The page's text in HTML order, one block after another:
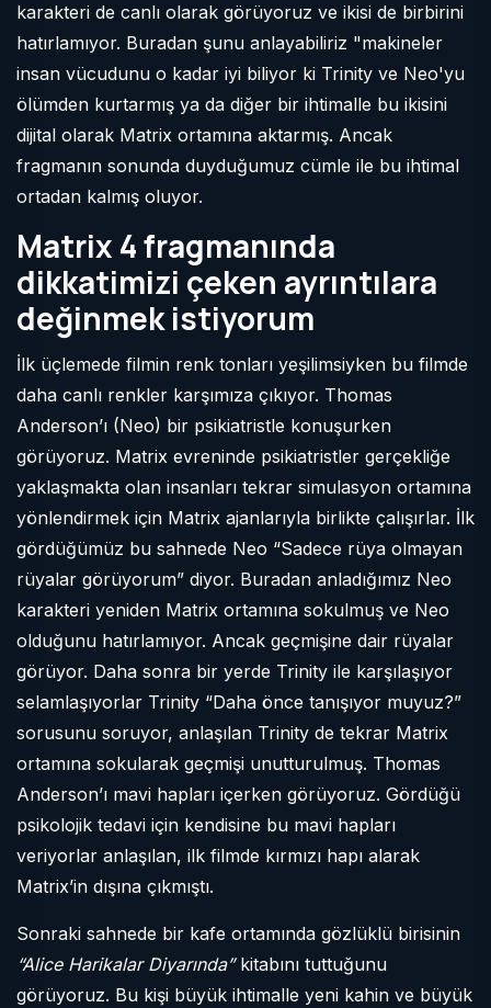
karakteri de canlı olarak görüyoruz ve ikisi de birbirini
hatırlamıyor. Buradan şunu anlayabiliriz "makineler
insan vücudunu o kadar iyi biliyor ki Trinity ve Neo'yu
ölümden kurtarmış ya da diğer bir ihtimalle bu ikisini
dijital olarak Matrix ortamına aktarmış. Ancak
fragmanın sonunda duyduğumuz cümle ile bu ihtimal
ortadan kalmış oluyor.
Matrix 4 fragmanında
dikkatimizi çeken ayrıntılara
değinmek istiyorum
İlk üçlemede filmin renk tonları yeşilimsiyken bu filmde
daha canlı renkler karşımıza çıkıyor. Thomas
Anderson’ı (Neo) bir psikiatristle konuşurken
görüyoruz. Matrix evreninde psikiatristler gerçekliğe
yaklaşmakta olan insanları tekrar simulasyon ortamına
yönlendirmek için Matrix ajanlarıyla birlikte çalışırlar. İlk
gördüğümüz bu sahnede Neo “Sadece rüya olmayan
rüyalar görüyorum” diyor. Buradan anladığımız Neo
karakteri yeniden Matrix ortamına sokulmuş ve Neo
olduğunu hatırlamıyor. Ancak geçmişine dair rüyalar
görüyor. Daha sonra bir yerde Trinity ile karşılaşıyor
selamlaşıyorlar Trinity “Daha önce tanışıyor muyuz?”
sorusunu soruyor, anlaşılan Trinity de tekrar Matrix
ortamına sokularak geçmişi unutturulmuş. Thomas
Anderson’ı mavi hapları içerken görüyoruz. Gördüğü
psikolojik tedavi için kendisine bu mavi hapları
veriyorlar anlaşılan, ilk filmde kırmızı hapı alarak
Matrix’in dışına çıkmıştı.
Sonraki sahnede bir kafe ortamında gözlüklü birisinin
“Alice Harikalar Diyarında”kitabını tuttuğunu
görüyoruz. Bu kişi büyük ihtimalle yeni kahin ve büyük